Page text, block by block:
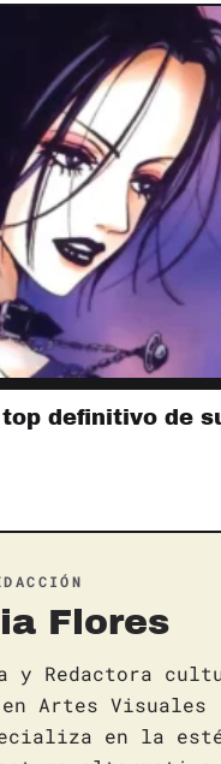
top definitivo de
Flores
y Redactora
Artes Visuales
en la